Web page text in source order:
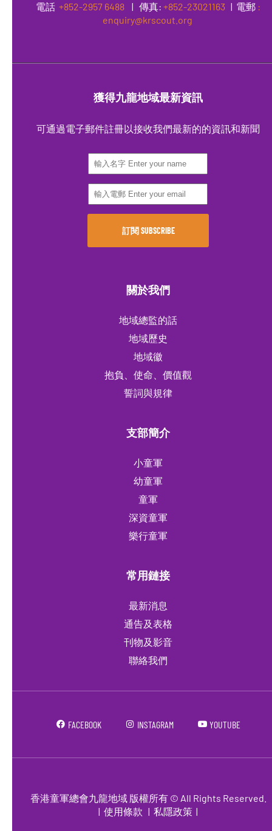
電話 +852-2957 6488 | 傳真: +852-23021163 | 電郵 :
enquiry@krscout.org
獲得九龍地域最新資訊
可通過電子郵件註冊以接收我們最新的的資訊和新聞
關於我們
地域總監的話
地域歷史
地域徽
抱負、使命、價值觀
誓詞與規律
支部簡介
小童軍
幼童軍
童軍
深資童軍
樂行童軍
常用鏈接
最新消息
通告及表格
刊物及影音
聯絡我們
FACEBOOK INSTAGRAM YOUTUBE
香港童軍總會九龍地域 版權所有 © All Rights Reserved.
| 使用條款 | 私隱政策 |